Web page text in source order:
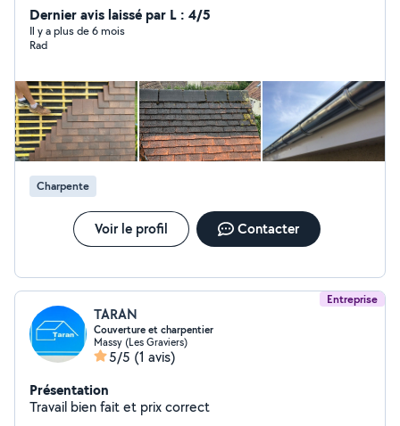
Nous offrons des services fiables et compétents. Notre
équipe expérimentée est composée d'artisans qualifiés
qui utilisent les meilleurs matériaux pour garantir des
toiture, de réparations urgentes ou d'une inspection,
faites confiance à Matt Couverture pour des solutions
de toiture impeccables.
Dernier avis laissé par L : 4/5
Il y a plus de 6 mois
Rad
Charpente
Voir le profil Contacter
Entreprise
TARAN
Couverture et charpentier
Massy (Les Graviers)
5/5 (1 avis)
Présentation
Travail bien fait et prix correct